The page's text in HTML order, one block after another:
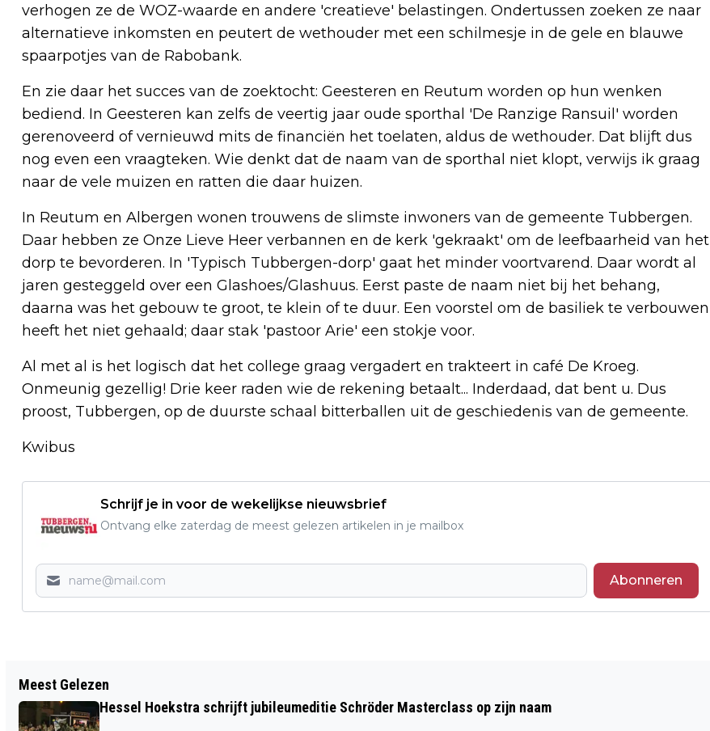
verhogen ze de WOZ-waarde en andere 'creatieve' belastingen. Ondertussen zoeken ze naar
alternatieve inkomsten en peutert de wethouder met een schilmesje in de gele en blauwe
spaarpotjes van de Rabobank.
En zie daar het succes van de zoektocht: Geesteren en Reutum worden op hun wenken
bediend. In Geesteren kan zelfs de veertig jaar oude sporthal 'De Ranzige Ransuil' worden
gerenoveerd of vernieuwd mits de financiën het toelaten, aldus de wethouder. Dat blijft dus
nog even een vraagteken. Wie denkt dat de naam van de sporthal niet klopt, verwijs ik graag
naar de vele muizen en ratten die daar huizen.
In Reutum en Albergen wonen trouwens de slimste inwoners van de gemeente Tubbergen.
Daar hebben ze Onze Lieve Heer verbannen en de kerk 'gekraakt' om de leefbaarheid van het
dorp te bevorderen. In 'Typisch Tubbergen-dorp' gaat het minder voortvarend. Daar wordt al
jaren gesteggeld over een Glashoes/Glashuus. Eerst paste de naam niet bij het behang,
daarna was het gebouw te groot, te klein of te duur. Een voorstel om de basiliek te verbouwen
heeft het niet gehaald; daar stak 'pastoor Arie' een stokje voor.
Al met al is het logisch dat het college graag vergadert en trakteert in café De Kroeg.
Onmeunig gezellig! Drie keer raden wie de rekening betaalt... Inderdaad, dat bent u. Dus
proost, Tubbergen, op de duurste schaal bitterballen uit de geschiedenis van de gemeente.
Kwibus
Schrijf je in voor de wekelijkse nieuwsbrief
Ontvang elke zaterdag de meest gelezen artikelen in je mailbox
Abonneren
WANDELING PRÉHISTORIE, VAN STEEN-
TOT IJZERTIJD DOOR HET DAL VAN DE
CARNAVALSOPTOCHT SUCCESVOL
Meest Gelezen
Hessel Hoekstra schrijft jubileumeditie Schröder Masterclass op zijn naam